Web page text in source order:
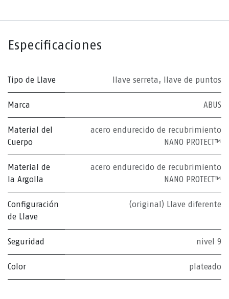
Especificaciones
Tipo de Llave llave serreta , llave de puntos
Marca ABUS
Material del
Cuerpo
acero endurecido de recubrimiento
NANO PROTECT™
Material de
la Argolla
acero endurecido de recubrimiento
NANO PROTECT™
Configuración
de Llave
(original) Llave diferente
Seguridad nivel 9
Color plateado